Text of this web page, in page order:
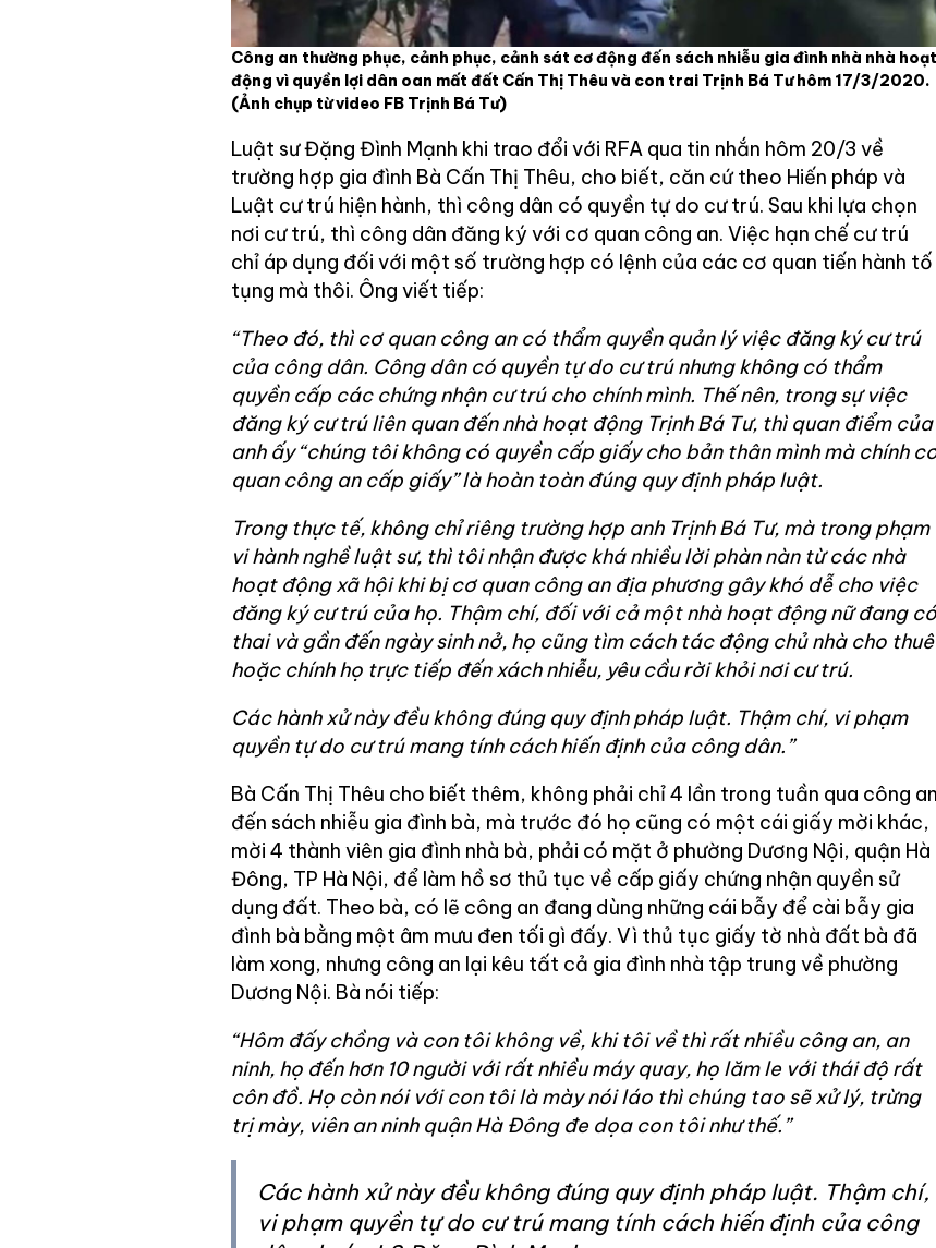
Công an thường phục, cảnh phục, cảnh sát cơ động đến sách nhiễu gia đình nhà nhà hoạt
động vì quyền lợi dân oan mất đất Cấn Thị Thêu và con trai Trịnh Bá Tư hôm 17/3/2020.
(Ảnh chụp từ video FB Trịnh Bá Tư)
Luật sư Đặng Đình Mạnh khi trao đổi với RFA qua tin nhắn hôm 20/3 về
trường hợp gia đình Bà Cấn Thị Thêu, cho biết, căn cứ theo Hiến pháp và
Luật cư trú hiện hành, thì công dân có quyền tự do cư trú. Sau khi lựa chọn
nơi cư trú, thì công dân đăng ký với cơ quan công an. Việc hạn chế cư trú
chỉ áp dụng đối với một số trường hợp có lệnh của các cơ quan tiến hành tố
tụng mà thôi. Ông viết tiếp:
“Theo đó, thì cơ quan công an có thẩm quyền quản lý việc đăng ký cư trú
của công dân. Công dân có quyền tự do cư trú nhưng không có thẩm
quyền cấp các chứng nhận cư trú cho chính mình. Thế nên, trong sự việc
đăng ký cư trú liên quan đến nhà hoạt động Trịnh Bá Tư, thì quan điểm của
anh ấy “chúng tôi không có quyền cấp giấy cho bản thân mình mà chính
quan công an cấp giấy” là hoàn toàn đúng quy định pháp luật.
Trong thực tế, không chỉ riêng trường hợp anh Trịnh Bá Tư, mà trong phạm
vi hành nghề luật sư, thì tôi nhận được khá nhiều lời phàn nàn từ các nhà
hoạt động xã hội khi bị cơ quan công an địa phương gây khó dễ cho việc
đăng ký cư trú của họ. Thậm chí, đối với cả một nhà hoạt động nữ đang có
thai và gần đến ngày sinh nở, họ cũng tìm cách tác động chủ nhà cho thuê
hoặc chính họ trực tiếp đến xách nhiễu, yêu cầu rời khỏi nơi cư trú.
Các hành xử này đều không đúng quy định pháp luật. Thậm chí, vi phạm
quyền tự do cư trú mang tính cách hiến định của công dân.”
Bà Cấn Thị Thêu cho biết thêm, không phải chỉ 4 lần trong tuần qua công an
đến sách nhiễu gia đình bà, mà trước đó họ cũng có một cái giấy mời khác,
mời 4 thành viên gia đình nhà bà, phải có mặt ở phường Dương Nội, quận Hà
Đông, TP Hà Nội, để làm hồ sơ thủ tục về cấp giấy chứng nhận quyền sử
dụng đất. Theo bà, có lẽ công an đang dùng những cái bẫy để cài bẫy gia
đình bà bằng một âm mưu đen tối gì đấy. Vì thủ tục giấy tờ nhà đất bà đã
làm xong, nhưng công an lại kêu tất cả gia đình nhà tập trung về phường
Dương Nội. Bà nói tiếp:
“Hôm đấy chồng và con tôi không về, khi tôi về thì rất nhiều công an, an
ninh, họ đến hơn 10 người với rất nhiều máy quay, họ lăm le với thái độ rất
côn đồ. Họ còn nói với con tôi là mày nói láo thì chúng tao sẽ xử lý, trừng
trị mày, viên an ninh quận Hà Đông đe dọa con tôi như thế.”
Các hành xử này đều không đúng quy định pháp luật. Thậm chí,
vi phạm quyền tự do cư trú mang tính cách hiến định của công